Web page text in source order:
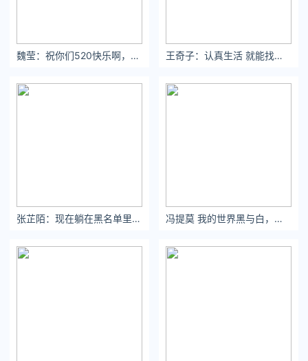
看好能得到艾顿。
如果顿宝最后真的被活塞拿下，那就很怀疑NBA是不是真的开了
迷了吧？
就不用我多说了吧，魔术可是湖人的老工具人了。
魏莹：祝你们520快乐啊，送上一只魔鬼鱼 王奇子：认真生活 就能找到生活藏起来的糖果
张芷陌：现在躺在黑名单里的人，曾经也是你的盖世英雄吧。 冯提莫 我的世界黑与白，五彩世界请滚开。